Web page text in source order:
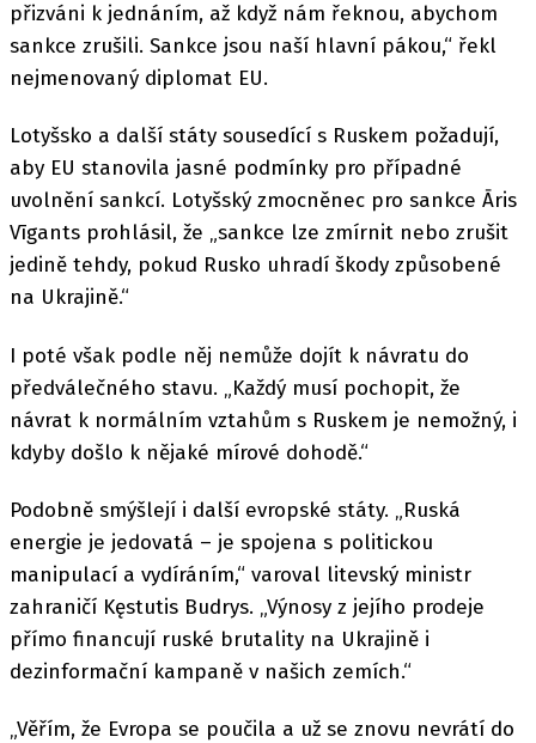
přizváni k jednáním, až když nám řeknou, abychom
sankce zrušili. Sankce jsou naší hlavní pákou,“ řekl
nejmenovaný diplomat EU.
Lotyšsko a další státy sousedící s Ruskem požadují,
aby EU stanovila jasné podmínky pro případné
uvolnění sankcí. Lotyšský zmocněnec pro sankce Āris
Vīgants prohlásil, že „sankce lze zmírnit nebo zrušit
jedině tehdy, pokud Rusko uhradí škody způsobené
na Ukrajině.“
I poté však podle něj nemůže dojít k návratu do
předválečného stavu. „Každý musí pochopit, že
návrat k normálním vztahům s Ruskem je nemožný, i
kdyby došlo k nějaké mírové dohodě.“
Podobně smýšlejí i další evropské státy. „Ruská
energie je jedovatá – je spojena s politickou
manipulací a vydíráním,“ varoval litevský ministr
zahraničí Kęstutis Budrys. „Výnosy z jejího prodeje
přímo financují ruské brutality na Ukrajině i
dezinformační kampaně v našich zemích.“
„Věřím, že Evropa se poučila a už se znovu nevrátí do